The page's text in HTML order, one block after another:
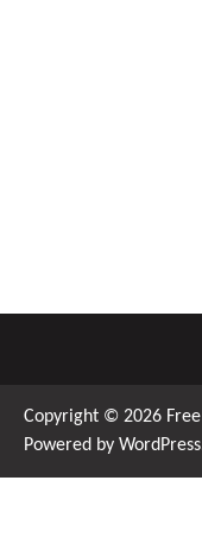
Copyright © 2026
Powered by WordPress